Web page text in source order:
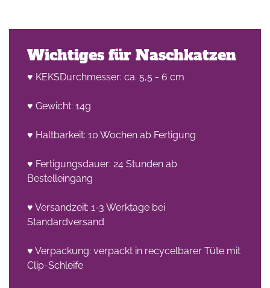
Wichtiges für Naschkatzen
♥ KEKSDurchmesser: ca. 5,5 - 6 cm
♥ Gewicht: 14g
♥ Haltbarkeit: 10 Wochen ab Fertigung
♥ Fertigungsdauer: 24 Stunden ab
Bestelleingang
♥ Versandzeit: 1-3 Werktage bei
Standardversand
♥ Verpackung: verpackt in recycelbarer Tüte mit
Clip-Schleife